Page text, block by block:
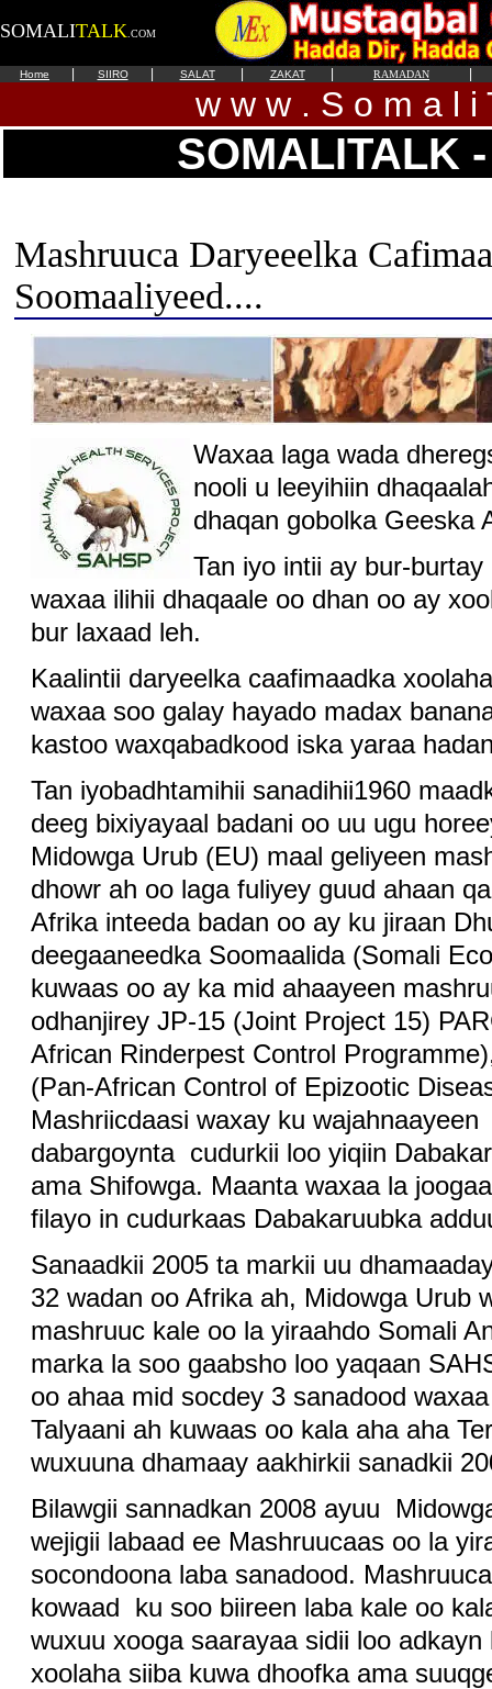
SOMALITALK .COM
Home SIIRO SALAT ZAKAT RAMADAN
w w w . S o m a l i
SOMALITALK
Mashruuca Daryeeelka
Soomaaliyeed....
Waxaa laga wada
nooli u leeyihiin
dhaqan gobolka Geeska
Tan iyo intii ay bur-
waxaa ilihii dhaqaale oo dhan oo ay
bur laxaad leh.
Kaalintii daryeelka caafimaadka
waxaa soo galay hayado madax
kastoo waxqabadkood iska yaraa
Tan iyobadhtamihii sanadihii1960
deeg bixiyayaal badani oo uu ugu
Midowga Urub (EU) maal geliyeen
dhowr ah oo laga fuliyey guud ahaan
Afrika inteeda badan oo ay ku jiraan
deegaaneedka Soomaalida (Somali
kuwaas oo ay ka mid ahaayeen
odhanjirey JP-15 (Joint Project 15)
African Rinderpest Control
(Pan-African Control of Epizootic
Mashriicdaasi waxay ku wajahnaayeen
dabargoynta cudurkii loo yiqiin
ama Shifowga. Maanta waxaa la
filayo in cudurkaas Dabakaruubka
Sanaadkii 2005 ta markii uu
32 wadan oo Afrika ah, Midowga Urub
mashruuc kale oo la yiraahdo Somali
marka la soo gaabsho loo yaqaan
oo ahaa mid socdey 3 sanadood
Talyaani ah kuwaas oo kala aha aha
wuxuuna dhamaay aakhirkii sanadkii
Bilawgii sannadkan 2008 ayuu
wejigii labaad ee Mashruucaas oo la
socondoona laba sanadood.
kowaad ku soo biireen laba kale oo
wuxuu xooga saarayaa sidii loo
xoolaha siiba kuwa dhoofka ama